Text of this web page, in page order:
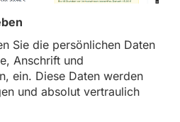
Sie die persönlichen Daten
Anschrift und
ein. Diese Daten werden
und absolut vertraulich